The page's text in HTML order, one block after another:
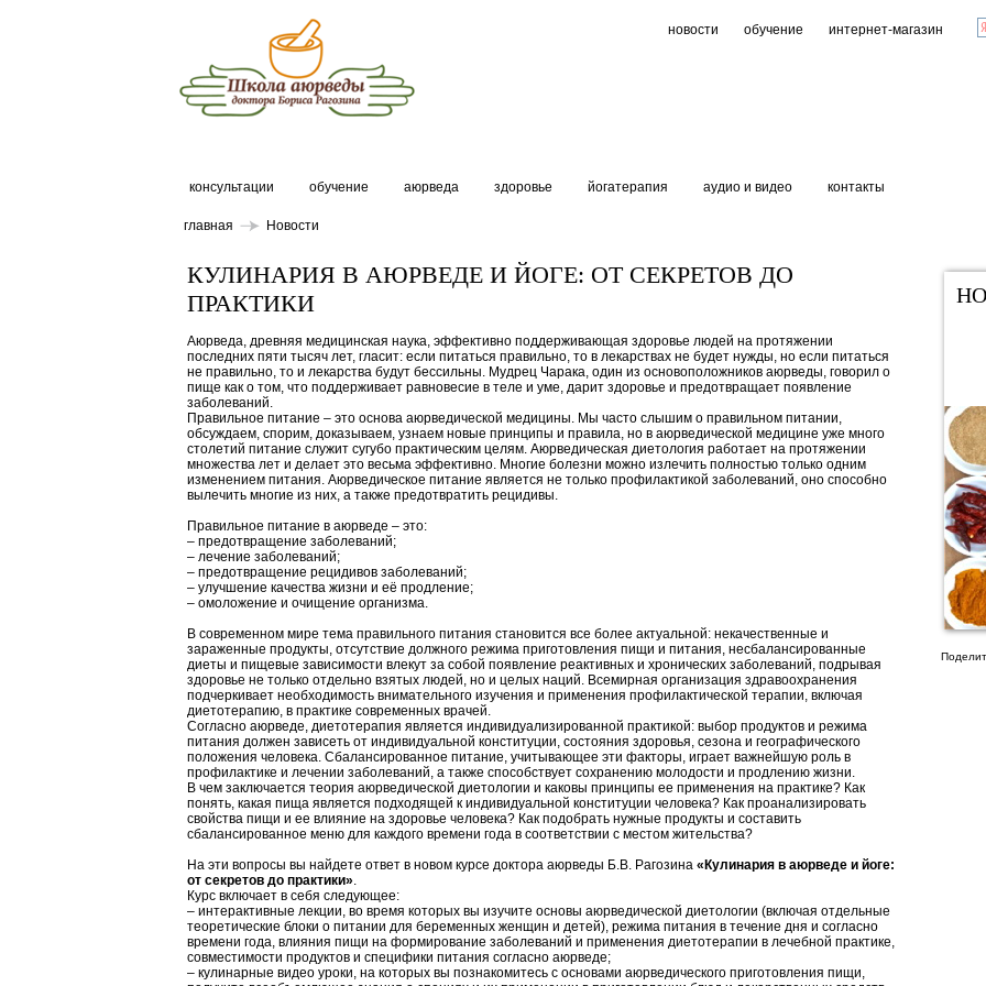
новости обучение интернет-магазин
консультации обучение аюрведа здоровье йогатерапия аудио и видео контакты
главная Новости
КУЛИНАРИЯ В АЮРВЕДЕ И ЙОГЕ: ОТ СЕКРЕТОВ ДО
ПРАКТИКИ
Аюрведа, древняя медицинская наука, эффективно поддерживающая здоровье людей на протяжении
последних пяти тысяч лет, гласит: если питаться правильно, то в лекарствах не будет нужды, но если питаться
не правильно, то и лекарства будут бессильны. Мудрец Чарака, один из основоположников аюрведы, говорил о
пище как о том, что поддерживает равновесие в теле и уме, дарит здоровье и предотвращает появление
заболеваний.
Правильное питание – это основа аюрведической медицины. Мы часто слышим о правильном питании,
обсуждаем, спорим, доказываем, узнаем новые принципы и правила, но в аюрведической медицине уже много
столетий питание служит сугубо практическим целям. Аюрведическая диетология работает на протяжении
множества лет и делает это весьма эффективно. Многие болезни можно излечить полностью только одним
изменением питания. Аюрведическое питание является не только профилактикой заболеваний, оно способно
вылечить многие из них, а также предотвратить рецидивы.
Правильное питание в аюрведе – это:
– предотвращение заболеваний;
– лечение заболеваний;
– предотвращение рецидивов заболеваний;
– улучшение качества жизни и её продление;
– омоложение и очищение организма.
В современном мире тема правильного питания становится все более актуальной: некачественные и
зараженные продукты, отсутствие должного режима приготовления пищи и питания, несбалансированные
диеты и пищевые зависимости влекут за собой появление реактивных и хронических заболеваний, подрывая
здоровье не только отдельно взятых людей, но и целых наций. Всемирная организация здравоохранения
подчеркивает необходимость внимательного изучения и применения профилактической терапии, включая
диетотерапию, в практике современных врачей.
Согласно аюрведе, диетотерапия является индивидуализированной практикой: выбор продуктов и режима
питания должен зависеть от индивидуальной конституции, состояния здоровья, сезона и географического
положения человека. Сбалансированное питание, учитывающее эти факторы, играет важнейшую роль в
профилактике и лечении заболеваний, а также способствует сохранению молодости и продлению жизни.
В чем заключается теория аюрведической диетологии и каковы принципы ее применения на практике? Как
понять, какая пища является подходящей к индивидуальной конституции человека? Как проанализировать
свойства пищи и ее влияние на здоровье человека? Как подобрать нужные продукты и составить
сбалансированное меню для каждого времени года в соответствии с местом жительства?
На эти вопросы вы найдете ответ в новом курсе доктора аюрведы Б.В. Рагозина «Кулинария в аюрведе и йоге:
от секретов до практики».
Курс включает в себя следующее:
– интерактивные лекции, во время которых вы изучите основы аюрведической диетологии (включая отдельные
теоретические блоки о питании для беременных женщин и детей), режима питания в течение дня и согласно
времени года, влияния пищи на формирование заболеваний и применения диетотерапии в лечебной практике,
совместимости продуктов и специфики питания согласно аюрведе;
– кулинарные видео уроки, на которых вы познакомитесь с основами аюрведического приготовления пищи,